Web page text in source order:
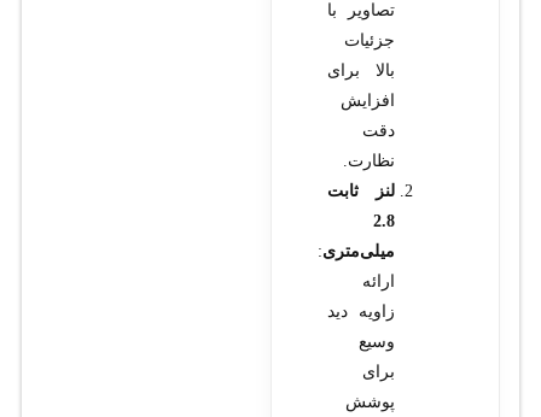
تصاویر با
جزئیات
بالا برای
افزایش
دقت
نظارت.
لنز ثابت
2.8
میلی‌متری:
ارائه
زاویه دید
وسیع
برای
پوشش